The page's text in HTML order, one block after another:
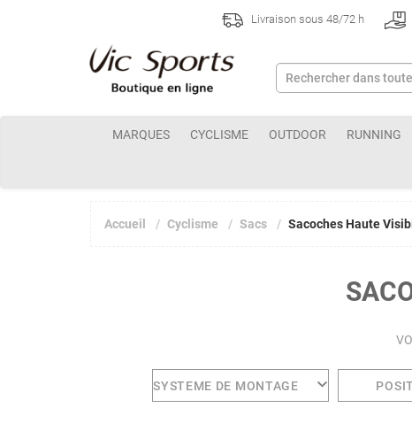
Livraison sous 48/72 h
MARQUES CYCLISME OUTDOOR RUNNING
Accueil Cyclisme Sacs Sacoches Haute
SYSTEME DE MONTAGE